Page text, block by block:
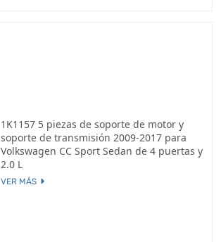
1K1157 5 piezas de soporte de motor y
soporte de transmisión 2009-2017 para
Volkswagen CC Sport Sedan de 4 puertas y
2.0 L
VER MÁS